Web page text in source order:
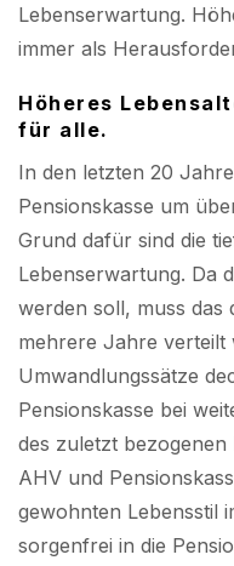
Lebenserwartung.
immer als
Höheres
für alle.
In den letzten 20
Pensionskasse um
Grund dafür sind die
Lebenserwartung. Da
werden soll, muss
mehrere Jahre
Umwandlungssätze
Pensionskasse bei
des zuletzt bezogenen
AHV und
gewohnten Lebensstil
sorgenfrei in die